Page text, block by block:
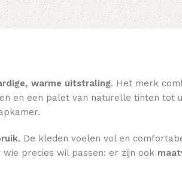
warme uitstraling. Het merk
en een palet van naturelle tinten
. De kleden voelen vol en
wie precies wil passen: er zijn ook